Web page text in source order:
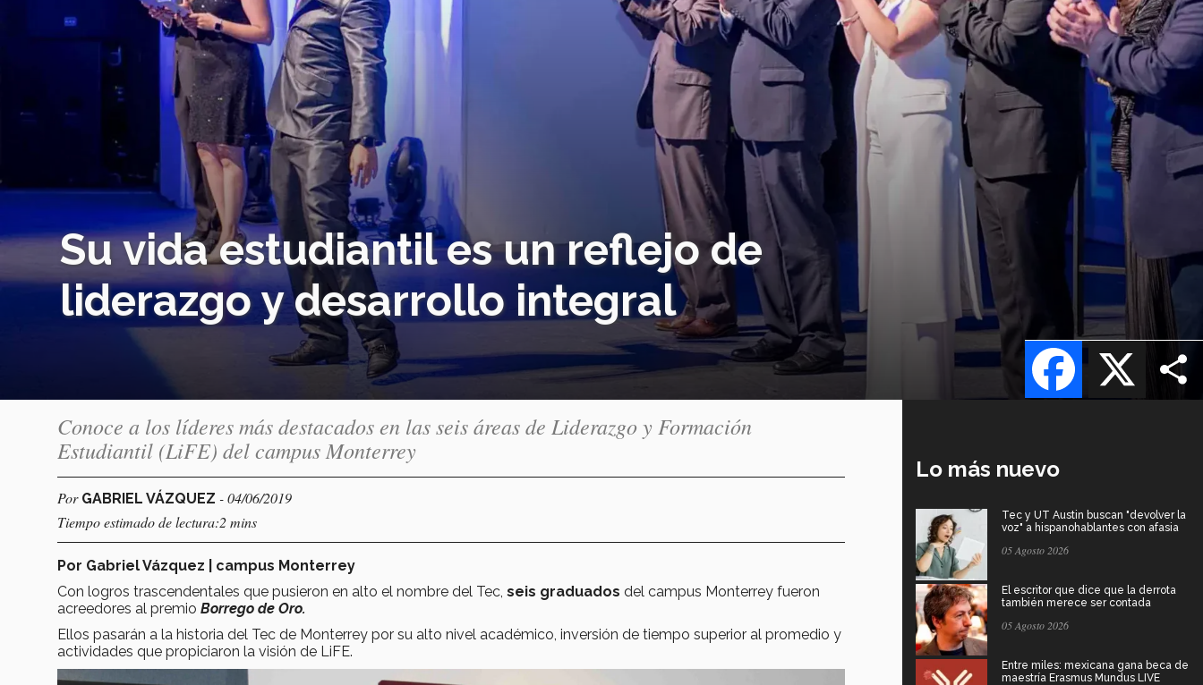
Su vida estudiantil es un reflejo de
liderazgo y desarrollo integral
X
Facebook
Conoce a los líderes más destacados en las seis áreas de Liderazgo y Formación
Estudiantil (LiFE) del campus Monterrey
Por GABRIEL VÁZQUEZ - 04/06/2019
Tiempo estimado de lectura:2 mins
Por Gabriel Vázquez | campus Monterrey
Con logros trascendentales que pusieron en alto el nombre del Tec, seis graduados del campus Monterrey fueron
acreedores al premio Borrego de Oro.
Ellos pasarán a la historia del Tec de Monterrey por su alto nivel académico, inversión de tiempo superior al promedio y
actividades que propiciaron la visión de LiFE.
Lo más nuevo
Tec y UT Austin buscan "devolver la
voz" a hispanohablantes con afasia
05 Agosto 2026
El escritor que dice que la derrota
también merece ser contada
05 Agosto 2026
Entre miles: mexicana gana beca de
maestría Erasmus Mundus LIVE